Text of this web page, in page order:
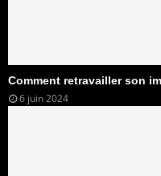
Comment retravailler son
6 juin 2024